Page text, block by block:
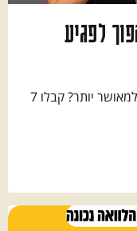
להפוך לפגיע
איך ולמה להיות פגיע יותר תהפוך אותי למאושר יותר? קבלו 7